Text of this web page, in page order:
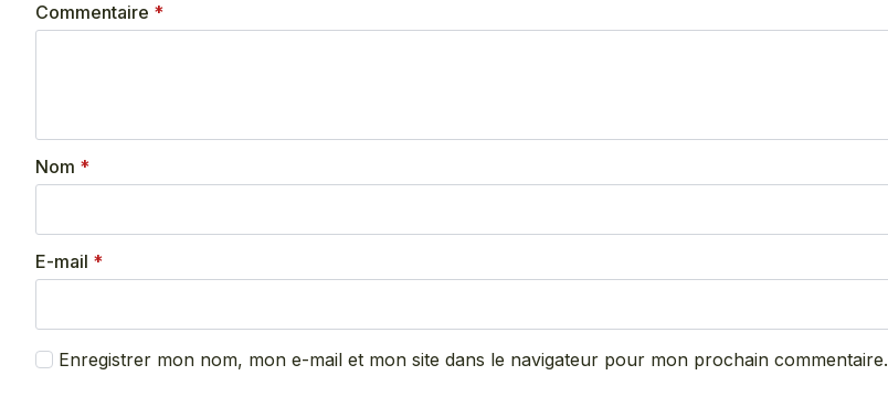
Commentaire *
Nom *
E-mail *
Enregistrer mon nom, mon e-mail et mon site dans le navigateur pour mon prochain commentaire.